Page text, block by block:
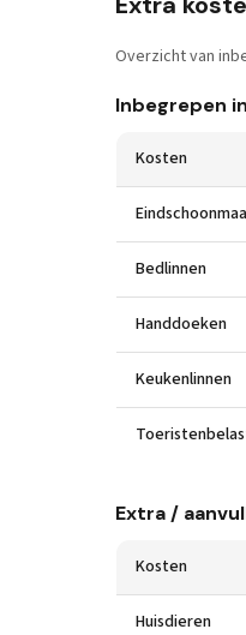
Overzicht van
Inbegrepen
Kosten
Bedlinnen
Handdoeken
Keukenlinnen
Extra /
Kosten
Huisdieren